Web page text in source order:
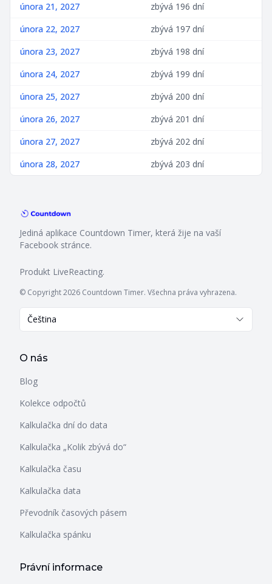
února 21, 2027
zbývá 196 dní
února 22, 2027
zbývá 197 dní
února 23, 2027
zbývá 198 dní
února 24, 2027
zbývá 199 dní
února 25, 2027
zbývá 200 dní
února 26, 2027
zbývá 201 dní
února 27, 2027
zbývá 202 dní
února 28, 2027
zbývá 203 dní
Jediná aplikace Countdown Timer, která žije na vaší
Facebook stránce.
Produkt LiveReacting.
© Copyright 2026 Countdown Timer. Všechna práva vyhrazena.
Čeština
O nás
Blog
Kolekce odpočtů
Kalkulačka dní do data
Kalkulačka „Kolik zbývá do“
Kalkulačka času
Kalkulačka data
Převodník časových pásem
Kalkulačka spánku
Právní informace